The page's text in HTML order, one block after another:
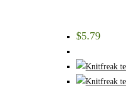
$5.79